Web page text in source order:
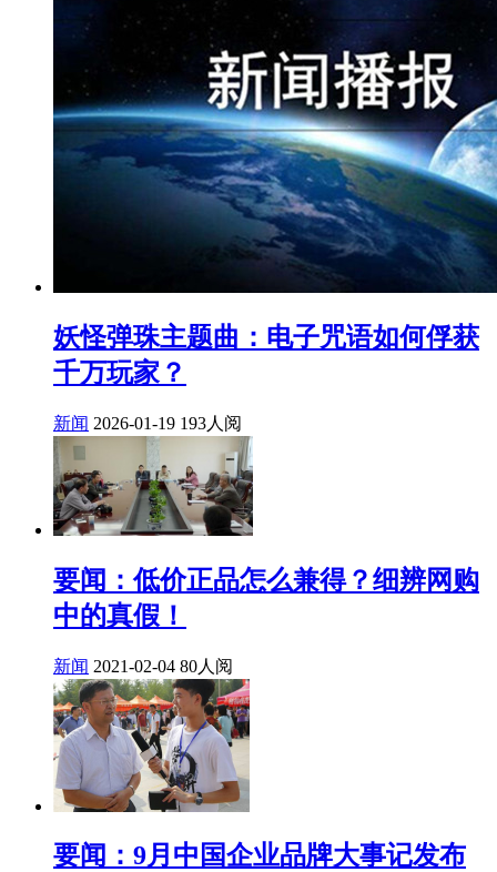
妖怪弹珠主题曲：电子咒语如何俘获
千万玩家？
新闻 2026-01-19 193人阅
要闻：低价正品怎么兼得？细辨网购
中的真假！
新闻 2021-02-04 80人阅
要闻：9月中国企业品牌大事记发布